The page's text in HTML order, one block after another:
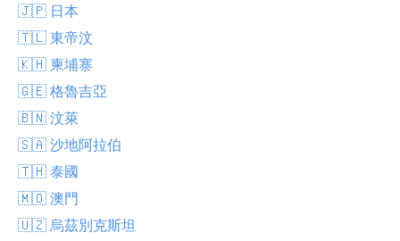
🇯🇵 日本
🇹🇱 東帝汶
🇰🇭 柬埔寨
🇬🇪 格魯吉亞
🇧🇳 汶萊
🇸🇦 沙地阿拉伯
🇹🇭 泰國
🇲🇴 澳門
🇺🇿 烏茲別克斯坦